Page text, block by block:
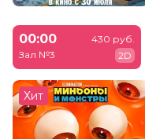
00:00
Зал №3
430 руб.
2D
Хит